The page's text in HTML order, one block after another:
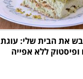
את הבית שלי: עוגת
ופיסטוק ללא אפייה